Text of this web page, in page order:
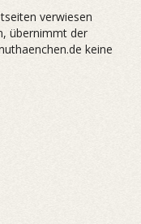
verwiesen
übernimmt der
keine